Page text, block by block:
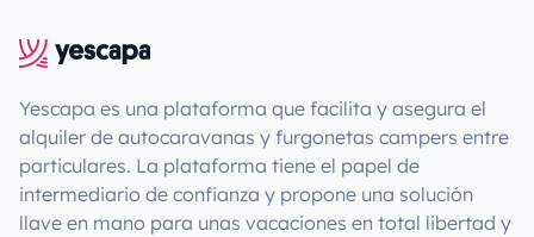
Yescapa es una plataforma que facilita y asegura el
alquiler de autocaravanas y furgonetas campers entre
particulares. La plataforma tiene el papel de
intermediario de confianza y propone una solución
llave en mano para unas vacaciones en total libertad y